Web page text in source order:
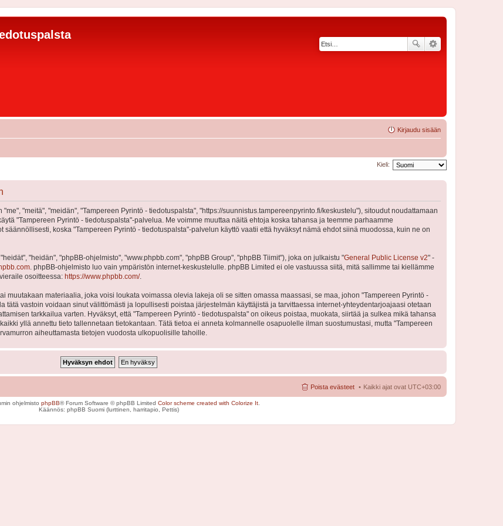
Kirjaudu sisään
Kieli:
"meitä", "meidän", "Tampereen Pyrintö - tiedotuspalsta", "https://suunnistus.tampereenpyrinto.fi/keskustelu"), sitoudut noudattamaan
"Tampereen Pyrintö - tiedotuspalsta"-palvelua. Me voimme muuttaa näitä ehtoja koska tahansa ja teemme parhaamme
koska "Tampereen Pyrintö - tiedotuspalsta"-palvelun käyttö vaatii että hyväksyt nämä ehdot siinä muodossa, kuin ne on
"heidän", "phpBB-ohjelmisto", "www.phpbb.com", "phpBB Group", "phpBB Tiimit"), joka on julkaistu "General Public License v2" -
. phpBB-ohjelmisto luo vain ympäristön internet-keskustelulle. phpBB Limited ei ole vastuussa siitä, mitä sallimme tai kiellämme
osoitteessa: https://www.phpbb.com/.
muutakaan materiaalia, joka voisi loukata voimassa olevia lakeja oli se sitten omassa maassasi, se maa, johon "Tampereen Pyrintö -
vastoin voidaan sinut välittömästi ja lopullisesti poistaa järjestelmän käyttäjistä ja tarvittaessa internet-yhteydentarjoajaasi otetaan
tarkkailua varten. Hyväksyt, että "Tampereen Pyrintö - tiedotuspalsta" on oikeus poistaa, muokata, siirtää ja sulkea mikä tahansa
yllä annettu tieto tallennetaan tietokantaan. Tätä tietoa ei anneta kolmannelle osapuolelle ilman suostumustasi, mutta "Tampereen
aiheuttamasta tietojen vuodosta ulkopuolisille tahoille.
Kaikki ajat ovat UTC+03:00
Poista evästeet
ohjelmisto phpBB® Forum Software © phpBB Limited Color scheme created with Colorize It
Käännös: phpBB Suomi (lurttinen, harritapio, Pettis)